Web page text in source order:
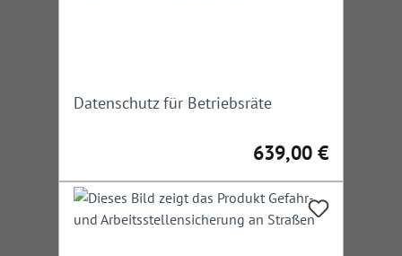
Datenschutz für Betriebsräte
Regulärer Preis:
639,00 €